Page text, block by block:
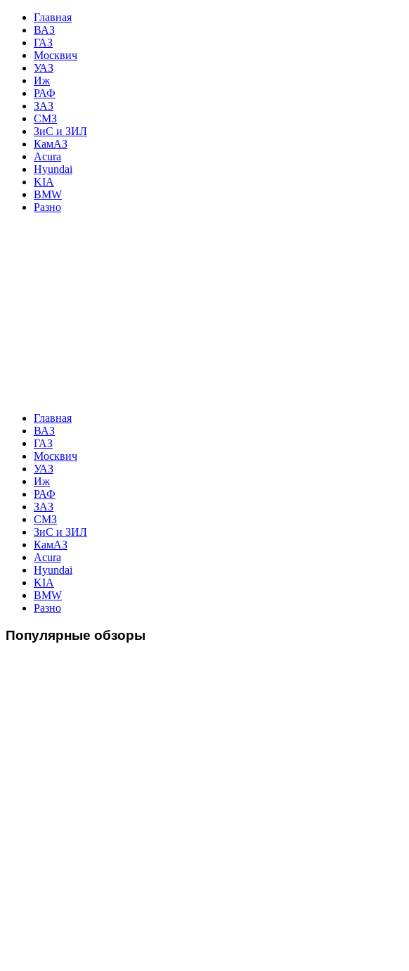
Главная
ВАЗ
ГАЗ
Москвич
УАЗ
Иж
РАФ
ЗАЗ
СМЗ
ЗиС и ЗИЛ
КамАЗ
Acura
Hyundai
KIA
BMW
Разно
Главная
ВАЗ
ГАЗ
Москвич
УАЗ
Иж
РАФ
ЗАЗ
СМЗ
ЗиС и ЗИЛ
КамАЗ
Acura
Hyundai
KIA
BMW
Разно
Популярные обзоры